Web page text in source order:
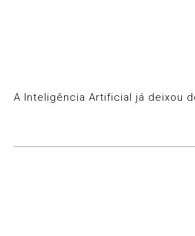
A Inteligência Artificial já deixou